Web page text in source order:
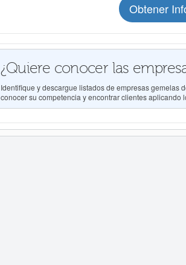
Obtener
¿Quiere conocer las
Identifique y descargue listados de empresas gemelas
conocer su competencia y encontrar clientes aplicando